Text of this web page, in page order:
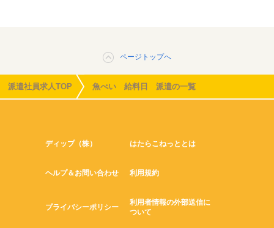
ページトップへ
派遣社員求人TOP 魚べい 給料日 派遣の一覧
ディップ（株） はたらこねっととは
ヘルプ＆お問い合わせ 利用規約
プライバシーポリシー
利用者情報の外部送信に
ついて